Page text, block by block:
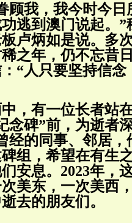
顾我，我今时今
逃到澳门说起。
卢炳如是说。多
之年，仍不忘昔
“人只要坚持信念
，有一位长者站
念碑”前，为逝者
经的同事、邻居
组，希望在有生
安息。2023年，
美东，一次美西
去的朋友们。